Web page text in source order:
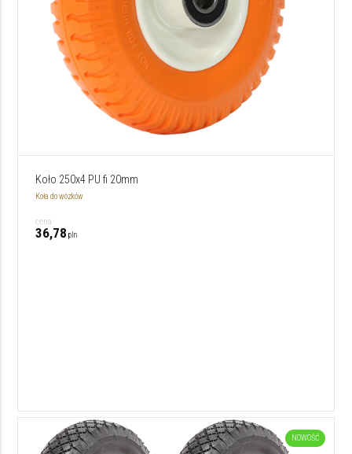
Koło 250x4 PU fi 20mm
Koła do wózków
cena
36,78 pln
NOWOŚĆ